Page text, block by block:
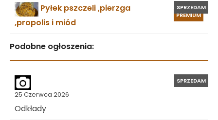
PREMIUM
SPRZEDAM
Pyłek pszczeli ,pierzga
,propolis i miód
Podobne ogłoszenia:
25 Czerwca 2026
SPRZEDAM
Odkłady